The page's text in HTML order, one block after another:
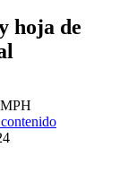
hoja de